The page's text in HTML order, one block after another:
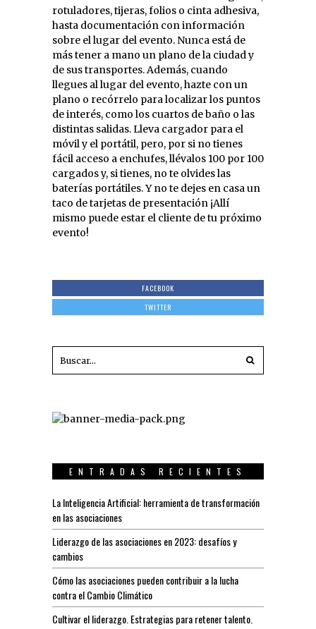
rotuladores, tijeras, folios o cinta adhesiva,
hasta documentación con información
sobre el lugar del evento. Nunca está de
más tener a mano un plano de la ciudad y
de sus transportes. Además, cuando
llegues al lugar del evento, hazte con un
plano o recórrelo para localizar los puntos
de interés, como los cuartos de baño o las
distintas salidas. Lleva cargador para el
móvil y el portátil, pero, por si no tienes
fácil acceso a enchufes, llévalos 100 por 100
cargados y, si tienes, no te olvides las
baterías portátiles. Y no te dejes en casa un
taco de tarjetas de presentación ¡Allí
mismo puede estar el cliente de tu próximo
evento!
FACEBOOK
TWITTER
ENTRADAS RECIENTES
La Inteligencia Artificial: herramienta de transformación
en las asociaciones
Liderazgo de las asociaciones en 2023: desafíos y
cambios
Cómo las asociaciones pueden contribuir a la lucha
contra el Cambio Climático
Cultivar el liderazgo. Estrategias para retener talento.